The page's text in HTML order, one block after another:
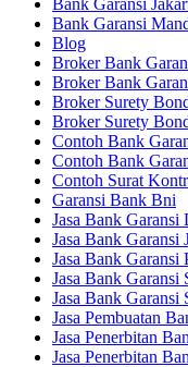
Bank Garansi
Blog
Broker Bank
Broker Bank
Broker Surety
Broker Surety
Contoh Bank
Contoh Bank
Contoh Surat
Garansi Bank Bni
Jasa Bank Garansi
Jasa Bank Garansi
Jasa Bank Garansi
Jasa Bank Garansi
Jasa Bank Garansi
Jasa Pembuatan
Jasa Penerbitan
Jasa Penerbitan